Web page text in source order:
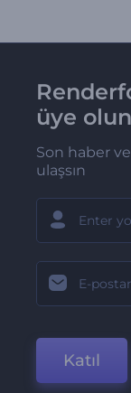
üye olun
Son haber
ulaşsın
Katıl